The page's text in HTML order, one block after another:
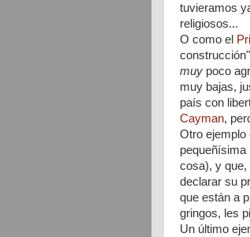
tuvieramos
religiosos...
O como el
muy poco
muy bajas,
paí­s con
Cayman,
Otro ejemplo
pequeñísima
cosa), y que,
declarar su
que están a
gringos, les
Un último